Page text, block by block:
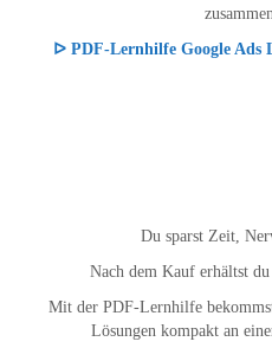
ᐅ PDF-Lernhilfe Google Ads
Du sparst Zeit,
Nach dem Kauf erhältst
Mit der PDF-Lernhilfe
Lösungen kompakt an